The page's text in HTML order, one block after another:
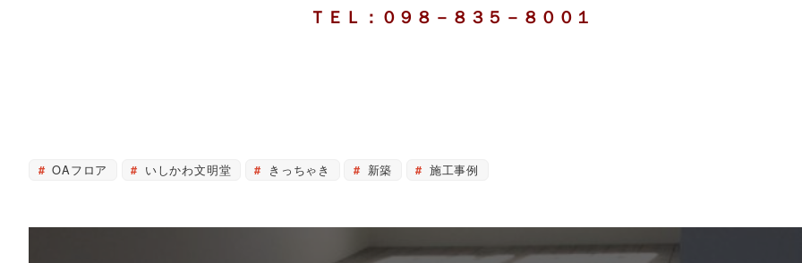
ＴＥＬ：０９８－８３５－８００１
OAフロア いしかわ文明堂 きっちゃき 新築 施工事例